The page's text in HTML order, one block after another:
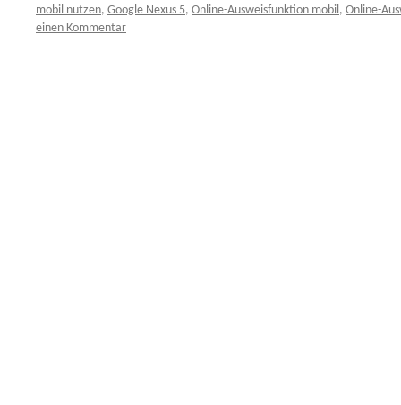
mobil nutzen, Google Nexus 5, Online-Ausweisfunktion mobil, Online-
einen Kommentar